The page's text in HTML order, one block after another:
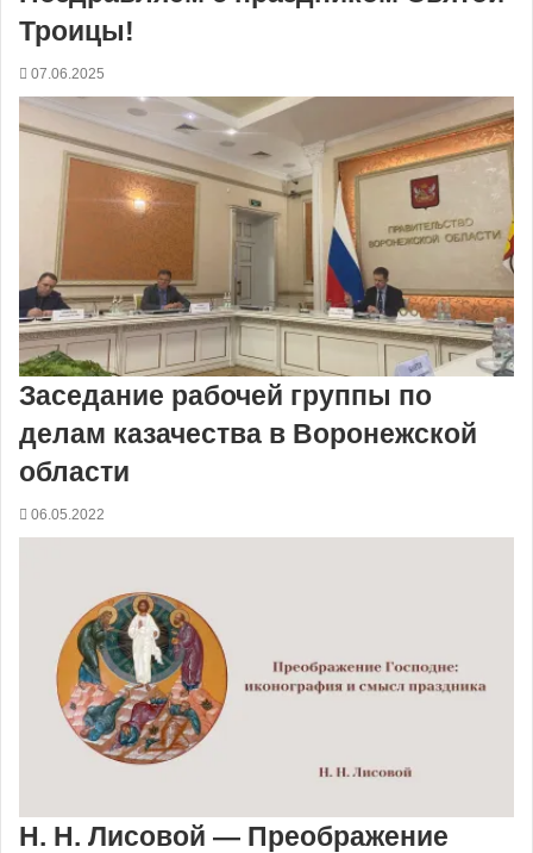
Троицы!
07.06.2025
Заседание рабочей группы по
делам казачества в Воронежской
области
06.05.2022
Н. Н. Лисовой — Преображение